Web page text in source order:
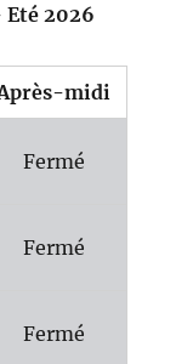
2026
midi
Fermé
Fermé
Fermé